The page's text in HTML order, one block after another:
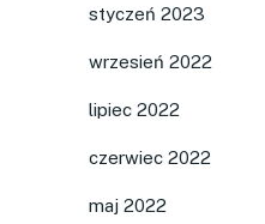
styczeń 2023
wrzesień 2022
lipiec 2022
czerwiec 2022
maj 2022